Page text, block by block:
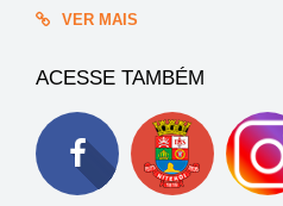
VER MAIS
ACESSE TAMBÉM